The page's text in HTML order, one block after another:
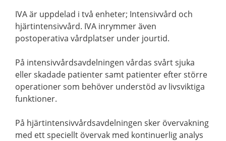
IVA är uppdelad i två enheter; Intensivvård och
hjärtintensivvård. IVA inrymmer även
postoperativa vårdplatser under jourtid.
På intensivvårdsavdelningen vårdas svårt sjuka
eller skadade patienter samt patienter efter större
operationer som behöver understöd av livsviktiga
funktioner.
På hjärtintensivvårdsavdelningen sker övervakning
med ett speciellt övervak med kontinuerlig analys